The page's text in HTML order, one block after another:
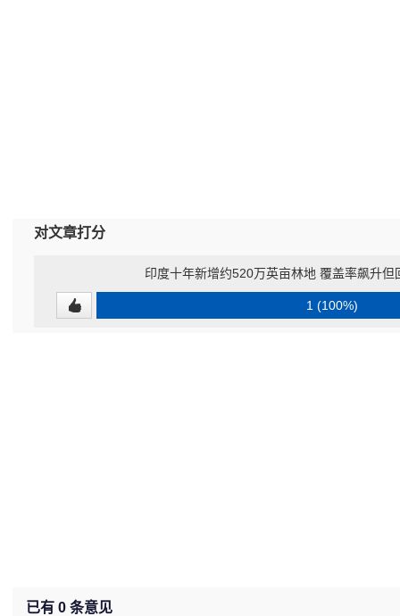
对文章打分
印度十年新增约520万英亩林地 覆盖率飙升但
1 (100%)
已有 0 条意见